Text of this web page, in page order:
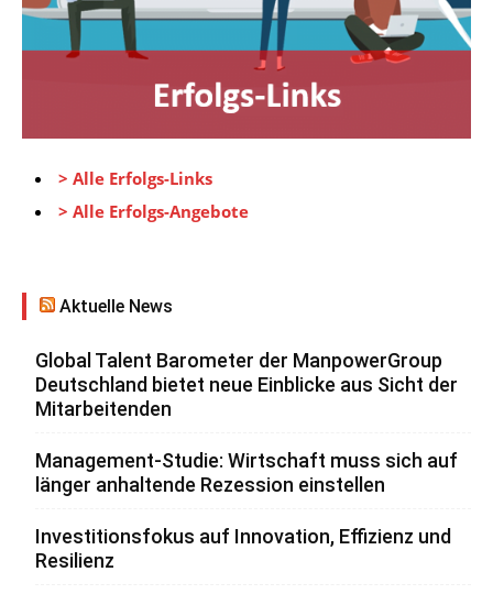
> Alle Erfolgs-Links
> Alle Erfolgs-Angebote
Aktuelle News
Global Talent Barometer der ManpowerGroup
Deutschland bietet neue Einblicke aus Sicht der
Mitarbeitenden
Management-Studie: Wirtschaft muss sich auf
länger anhaltende Rezession einstellen
Investitionsfokus auf Innovation, Effizienz und
Resilienz